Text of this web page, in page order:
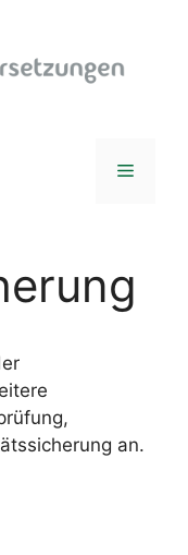
Menü
an.